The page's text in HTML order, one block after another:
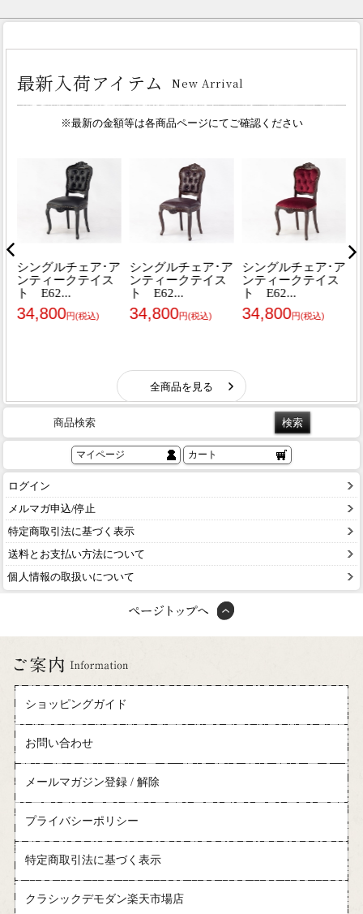
商品検索
マイページ カート
ログイン
メルマガ申込/停止
特定商取引法に基づく表示
送料とお支払い方法について
個人情報の取扱いについて
ショッピングガイド
お問い合わせ
メールマガジン登録 / 解除
プライバシーポリシー
特定商取引法に基づく表示
クラシックデモダン楽天市場店